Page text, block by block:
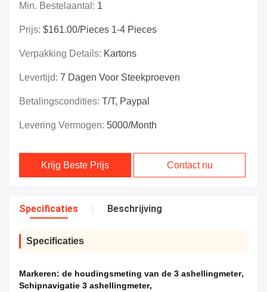
Min. Bestelaantal: 1
Prijs: $161.00/Pieces 1-4 Pieces
Verpakking Details: Kartons
Levertijd: 7 Dagen Voor Steekproeven
Betalingscondities: T/T, Paypal
Levering Vermogen: 5000/month
Krijg Beste Prijs Contact nu
Specificaties Beschrijving
Specificaties
Markeren: de houdingsmeting van de 3 ashellingmeter,
Schipnavigatie 3 ashellingmeter,